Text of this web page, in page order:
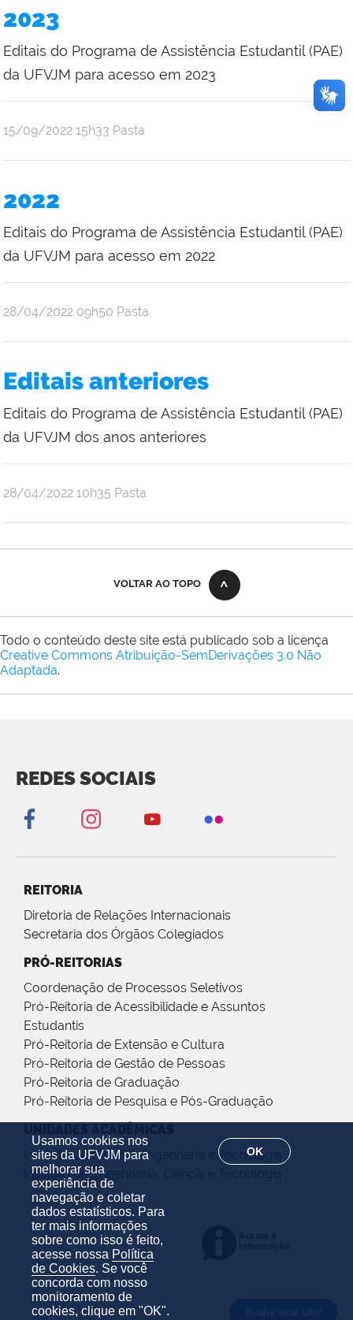
Usamos cookies nos
sites da UFVJM para
melhorar sua
experiência de
navegação e coletar
dados estatísticos. Para
ter mais informações
sobre como isso é feito,
acesse nossa Política
de Cookies. Se você
concorda com nosso
monitoramento de
cookies, clique em "OK".
OK
2023
Editais do Programa de Assistência Estudantil (PAE)
da UFVJM para acesso em 2023
publicado
15/09/2022 15h33 Pasta
2022
Editais do Programa de Assistência Estudantil (PAE)
da UFVJM para acesso em 2022
publicado
28/04/2022 09h50 Pasta
Editais anteriores
Editais do Programa de Assistência Estudantil (PAE)
da UFVJM dos anos anteriores
publicado
28/04/2022 10h35 Pasta
VOLTAR AO TOPO
Todo o conteúdo deste site está publicado sob a licença
Creative Commons Atribuição-SemDerivações 3.0 Não
Adaptada.
REDES SOCIAIS
REITORIA
Diretoria de Relações Internacionais
Secretaria dos Órgãos Colegiados
PRÓ-REITORIAS
Coordenação de Processos Seletivos
Pró-Reitoria de Acessibilidade e Assuntos
Estudantis
Pró-Reitoria de Extensão e Cultura
Pró-Reitoria de Gestão de Pessoas
Pró-Reitoria de Graduação
Pró-Reitoria de Pesquisa e Pós-Graduação
Instituto de Ciência, Engenharia e Tecnologia
Instituto de Engenharia, Ciência e Tecnologia